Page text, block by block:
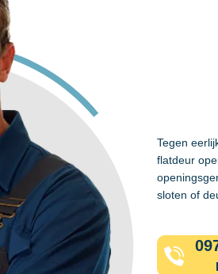
Tegen
flatdeur
sloten of